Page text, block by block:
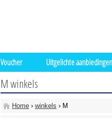
Voucher Uitgelichte aanbiedingen
M winkels
Home › winkels › M